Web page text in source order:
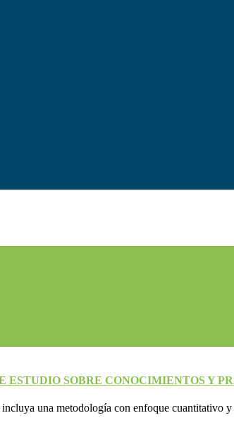
SOBRE CONOCIMIENTOS Y
una metodología con enfoque cuantitativo